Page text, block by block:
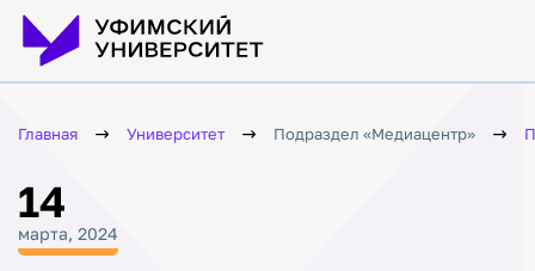
Главная Университет Подраздел «Медиацентр»
14
марта, 2024